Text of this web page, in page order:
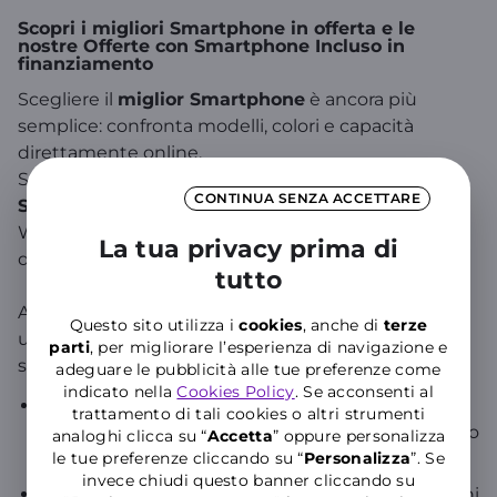
CONTINUA SENZA ACCETTARE
La tua privacy prima di
tutto
Questo sito utilizza icookies, anche di terze
parti, per migliorare l’esperienza di navigazione e
adeguare le pubblicità alle tue preferenze come
indicato nellaCookies Policy. Se acconsenti al
trattamento di tali cookies o altri strumenti
analoghi clicca su “Accetta” oppure personalizza
le tue preferenze cliccando su “Personalizza”. Se
invece chiudi questo banner cliccando su
Scopri i migliori Smartphone in offerta e le
nostre Offerte con Smartphone Incluso in
finanziamento
Scegliere il miglior Smartphone è ancora più
semplice: confronta modelli, colori e capacità
direttamente online.
Scopri le
Smartphone incluso in finanziamentoche
WINDTRE ha riservato per te e completa l'acquisto
direttamente online in pochi click!
Acquistare uno
una scelta intelligente. Ecco i vantaggi esclusivi di
scegliere WINDTRE:
Piccole rate mensili: dilaziona il costo del
dispositivo in 24, 30 o 36 mesi. Tutti i modelli sono
disponibili con anticipo zero.